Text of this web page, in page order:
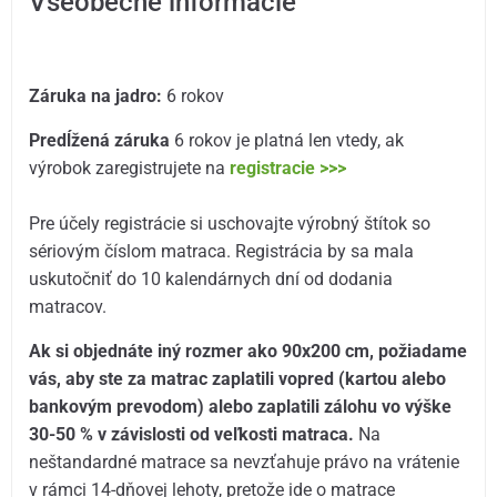
Záruka na jadro: 6 rokov
Predĺžená záruka 6 rokov je platná len vtedy, ak
výrobok zaregistrujete naregistracie >>>
Pre účely registrácie si uschovajte výrobný štítok so
sériovým číslom matraca. Registrácia by sa mala
uskutočniť do 10 kalendárnych dní od dodania
matracov.
Ak si objednáte iný rozmer ako 90x200 cm, požiadame
vás, aby ste za matrac zaplatili vopred (kartou alebo
bankovým prevodom) alebo zaplatili zálohu vo výške
30-50 % v závislosti od veľkosti matraca. Na
neštandardné matrace sa nevzťahuje právo na vrátenie
v rámci 14-dňovej lehoty, pretože ide o matrace